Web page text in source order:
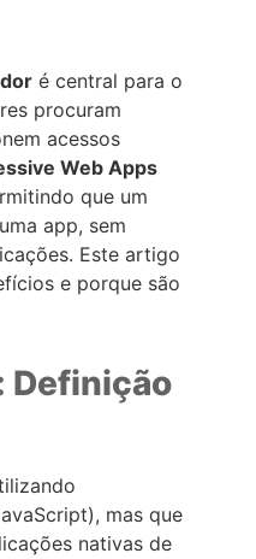
é central para o
procuram
acessos
Web Apps
que um
app, sem
Este artigo
e porque são
Definição
mas que
nativas de